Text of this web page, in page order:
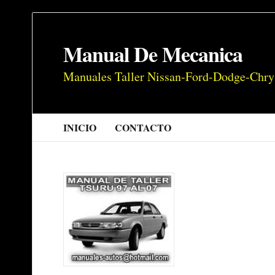
Manual De Mecanica
Manuales Taller Nissan-Ford-Dodge-
INICIO CONTACTO